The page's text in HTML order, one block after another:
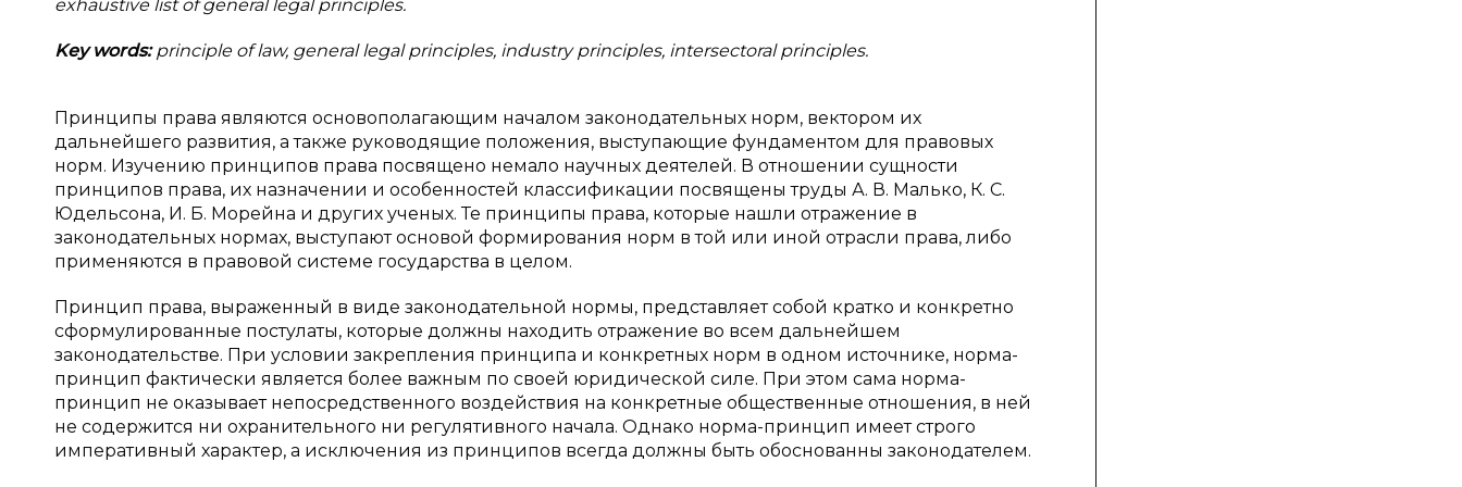
exhaustive list of general legal principles.
Key words:principle of law, general legal principles, industry principles, intersectoral principles.
Принципы права являются основополагающим началом законодательных норм, вектором их
дальнейшего развития, а также руководящие положения, выступающие фундаментом для правовых
норм. Изучению принципов права посвящено немало научных деятелей. В отношении сущности
принципов права, их назначении и особенностей классификации посвящены труды А. В. Малько, К. С.
Юдельсона, И. Б. Морейна и других ученых. Те принципы права, которые нашли отражение в
законодательных нормах, выступают основой формирования норм в той или иной отрасли права, либо
применяются в правовой системе государства в целом.
Принцип права, выраженный в виде законодательной нормы, представляет собой кратко и конкретно
сформулированные постулаты, которые должны находить отражение во всем дальнейшем
законодательстве. При условии закрепления принципа и конкретных норм в одном источнике, норма-
принцип фактически является более важным по своей юридической силе. При этом сама норма-
принцип не оказывает непосредственного воздействия на конкретные общественные отношения, в ней
не содержится ни охранительного ни регулятивного начала. Однако норма-принцип имеет строго
императивный характер, а исключения из принципов всегда должны быть обоснованны законодателем.